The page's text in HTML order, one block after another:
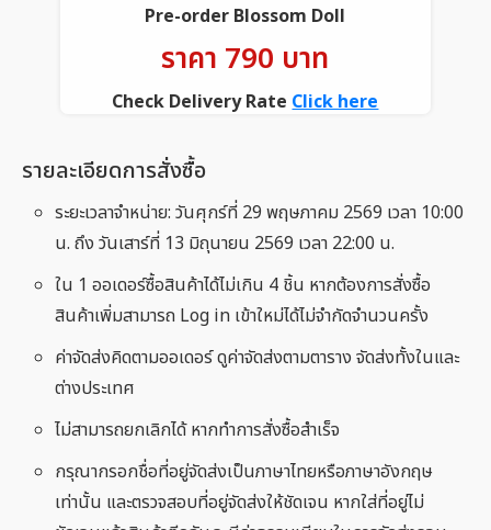
Pre-order Blossom Doll
ราคา 790 บาท
Check Delivery RateClick here
รายละเอียดการสั่งซื้อ
ระยะเวลาจำหน่าย: วันศุกร์ที่ 29 พฤษภาคม 2569 เวลา 10:00
น. ถึง วันเสาร์ที่ 13 มิถุนายน 2569 เวลา 22:00 น.
ใน 1 ออเดอร์ซื้อสินค้าได้ไม่เกิน 4 ชิ้น หากต้องการสั่งซื้อ
สินค้าเพิ่มสามารถ Log in เข้าใหม่ได้ไม่จำกัดจำนวนครั้ง
ค่าจัดส่งคิดตามออเดอร์ ดูค่าจัดส่งตามตาราง จัดส่งทั้งในและ
ต่างประเทศ
ไม่สามารถยกเลิกได้ หากทำการสั่งซื้อสำเร็จ
กรุณากรอกชื่อที่อยู่จัดส่งเป็นภาษาไทยหรือภาษาอังกฤษ
เท่านั้น และตรวจสอบที่อยู่จัดส่งให้ชัดเจน หากใส่ที่อยู่ไม่